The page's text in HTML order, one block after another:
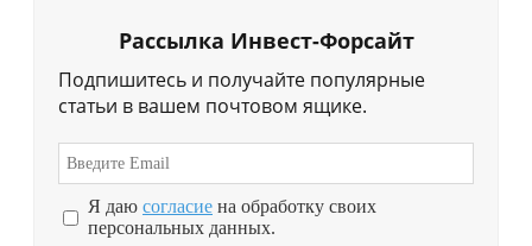
Рассылка Инвест-Форсайт
Подпишитесь и получайте популярные
статьи в вашем почтовом ящике.
Я даю согласие на обработку своих
персональных данных.